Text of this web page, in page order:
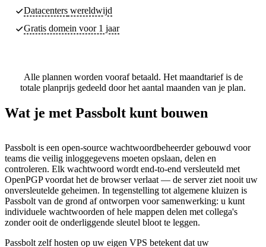
Datacenters wereldwijd
Gratis domein voor 1 jaar
Alle plannen worden vooraf betaald. Het maandtarief is de
totale planprijs gedeeld door het aantal maanden van je plan.
Wat je met Passbolt kunt bouwen
Passbolt is een open-source wachtwoordbeheerder gebouwd voor
teams die veilig inloggegevens moeten opslaan, delen en
controleren. Elk wachtwoord wordt end-to-end versleuteld met
OpenPGP voordat het de browser verlaat — de server ziet nooit uw
onversleutelde geheimen. In tegenstelling tot algemene kluizen is
Passbolt van de grond af ontworpen voor samenwerking: u kunt
individuele wachtwoorden of hele mappen delen met collega's
zonder ooit de onderliggende sleutel bloot te leggen.
Passbolt zelf hosten op uw eigen VPS betekent dat uw